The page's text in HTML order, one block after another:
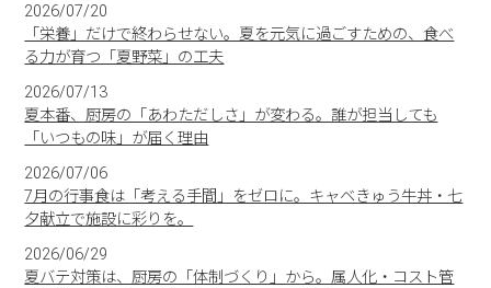
2026/07/20
「栄養」だけで終わらせない。夏を元気に過ごすための、食べ
る力が育つ「夏野菜」の工夫
2026/07/13
夏本番、厨房の「あわただしさ」が変わる。誰が担当しても
「いつもの味」が届く理由
2026/07/06
7月の行事食は「考える手間」をゼロに。キャベきゅう牛丼・七
夕献立で施設に彩りを。
2026/06/29
夏バテ対策は、厨房の「体制づくり」から。属人化・コスト管